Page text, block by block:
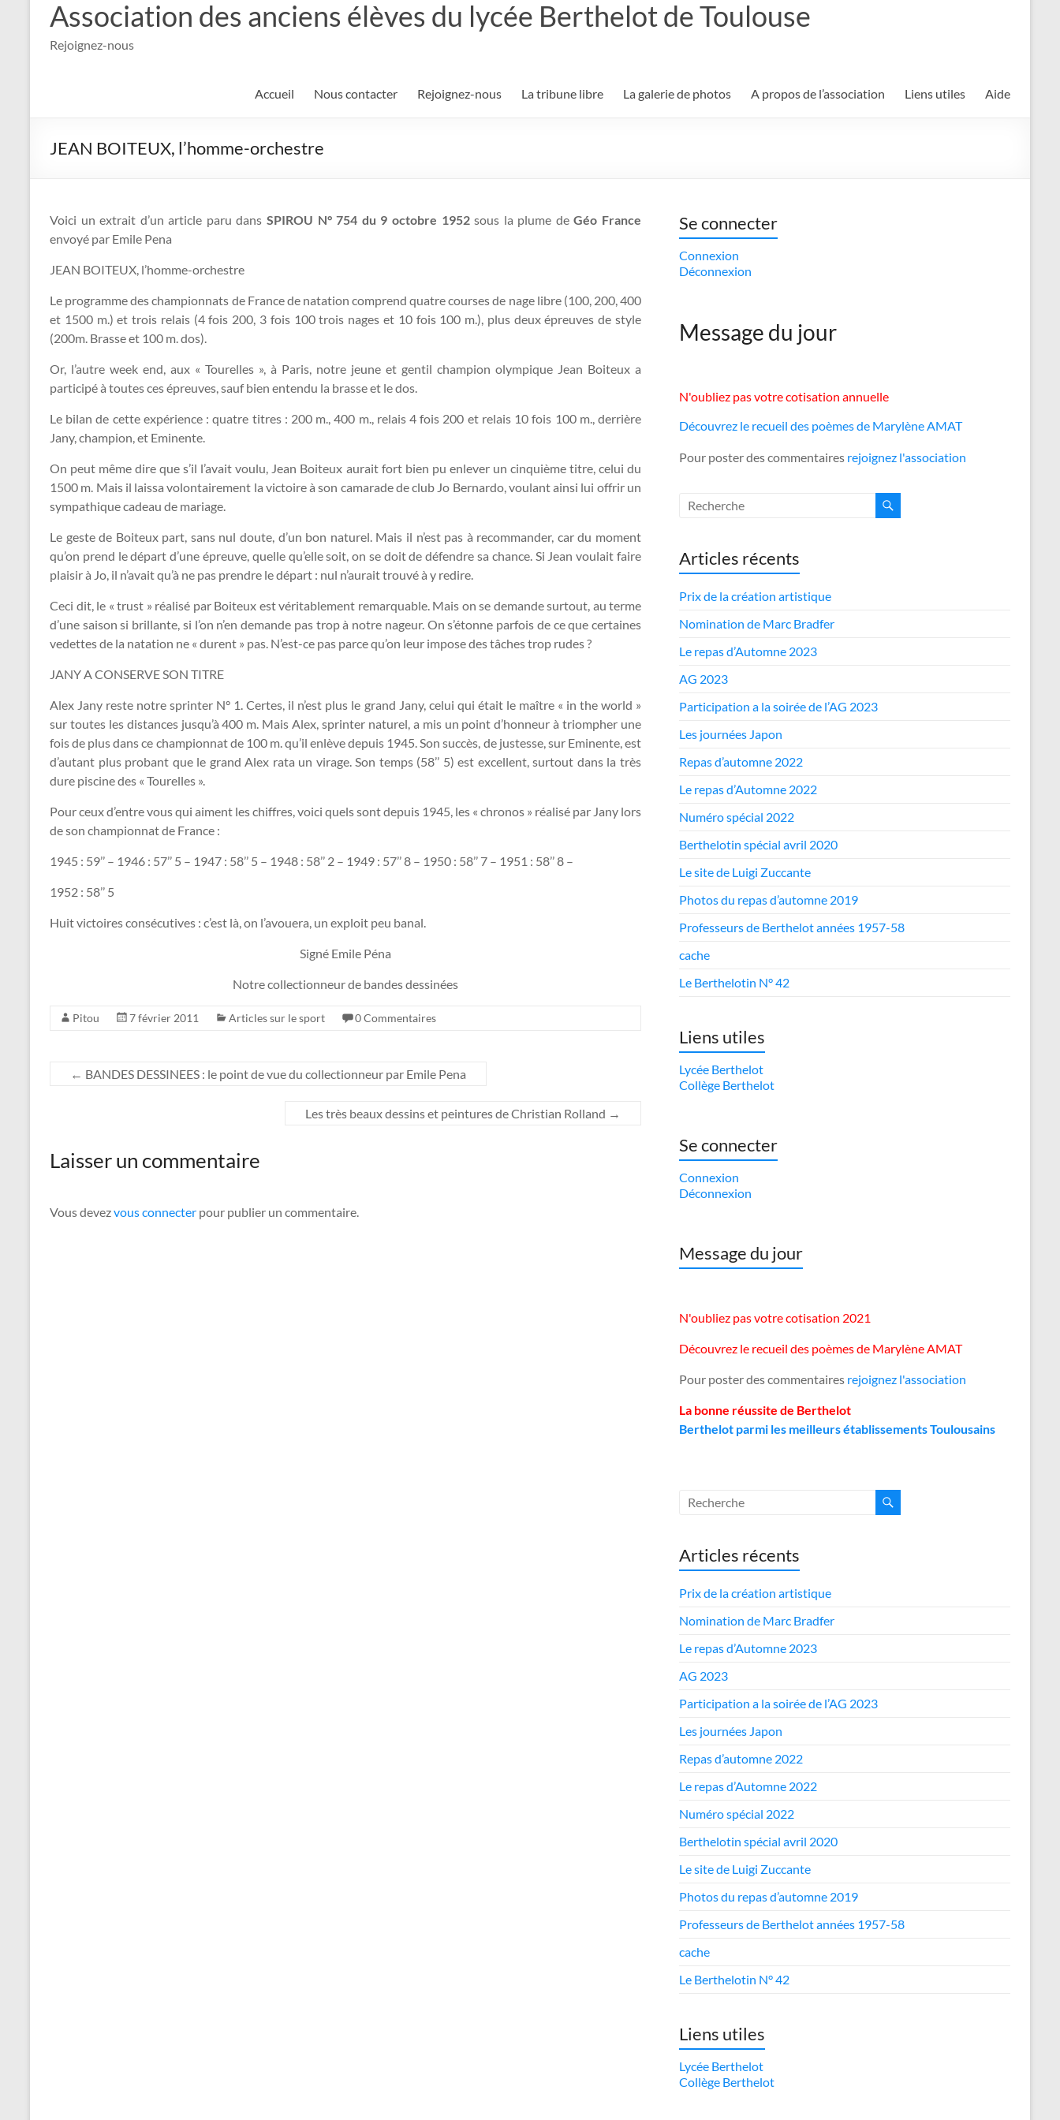
Association des anciens élèves du lycée Berthelot de Toulouse
Rejoignez-nous
Accueil Nous contacter Rejoignez-nous La tribune libre La galerie de photos A propos de l’association Liens utiles Aide
JEAN BOITEUX, l’homme-orchestre
Voici un extrait d’un article paru dansSPIROU N° 754 du 9 octobre 1952sous la plume deGéo France
envoyé par Emile Pena
JEAN BOITEUX, l’homme-orchestre
Le programme des championnats de France de natation comprend quatre courses de nage libre (100, 200, 400
et 1500 m.) et trois relais (4 fois 200, 3 fois 100 trois nages et 10 fois 100 m.), plus deux épreuves de style
(200m. Brasse et 100 m. dos).
Or, l’autre week end, aux « Tourelles », à Paris, notre jeune et gentil champion olympique Jean Boiteux a
participé à toutes ces épreuves, sauf bien entendu la brasse et le dos.
Le bilan de cette expérience : quatre titres : 200 m., 400 m., relais 4 fois 200 et relais 10 fois 100 m., derrière
Jany, champion, et Eminente.
On peut même dire que s’il l’avait voulu, Jean Boiteux aurait fort bien pu enlever un cinquième titre, celui du
1500 m. Mais il laissa volontairement la victoire à son camarade de club Jo Bernardo, voulant ainsi lui offrir un
sympathique cadeau de mariage.
Le geste de Boiteux part, sans nul doute, d’un bon naturel. Mais il n’est pas à recommander, car du moment
qu’on prend le départ d’une épreuve, quelle qu’elle soit, on se doit de défendre sa chance. Si Jean voulait faire
plaisir à Jo, il n’avait qu’à ne pas prendre le départ : nul n’aurait trouvé à y redire.
Ceci dit, le « trust » réalisé par Boiteux est véritablement remarquable. Mais on se demande surtout, au terme
d’une saison si brillante, si l’on n’en demande pas trop à notre nageur. On s’étonne parfois de ce que certaines
vedettes de la natation ne « durent » pas. N’est-ce pas parce qu’on leur impose des tâches trop rudes ?
JANY A CONSERVE SON TITRE
Alex Jany reste notre sprinter N° 1. Certes, il n’est plus le grand Jany, celui qui était le maître « in the world »
sur toutes les distances jusqu’à 400 m. Mais Alex, sprinter naturel, a mis un point d’honneur à triompher une
fois de plus dans ce championnat de 100 m. qu’il enlève depuis 1945. Son succès, de justesse, sur Eminente, est
d’autant plus probant que le grand Alex rata un virage. Son temps (58’’ 5) est excellent, surtout dans la très
dure piscine des « Tourelles ».
Pour ceux d’entre vous qui aiment les chiffres, voici quels sont depuis 1945, les « chronos » réalisé par Jany lors
de son championnat de France :
1945 : 59’’ – 1946 : 57’’ 5 – 1947 : 58’’ 5 – 1948 : 58’’ 2 – 1949 : 57’’ 8 – 1950 : 58’’ 7 – 1951 : 58’’ 8 –
1952 : 58’’ 5
Huit victoires consécutives : c’est là, on l’avouera, un exploit peu banal.
Signé Emile Péna
Notre collectionneur de bandes dessinées
Pitou 7 février 2011 Articles sur le sport 0 Commentaires
← BANDES DESSINEES : le point de vue du collectionneur par Emile Pena
Les très beaux dessins et peintures de Christian Rolland →
Laisser un commentaire
Vous devezvous connecter pour publier un commentaire.
Se connecter
Connexion
Déconnexion
Message du jour
N'oubliez pas votre cotisation annuelle
Découvrez le recueil des poèmes de Marylène AMAT
Pour poster des commentaires rejoignez l'association
Articles récents
Prix de la création artistique
Nomination de Marc Bradfer
Le repas d’Automne 2023
AG 2023
Participation a la soirée de l’AG 2023
Les journées Japon
Repas d’automne 2022
Le repas d’Automne 2022
Numéro spécial 2022
Berthelotin spécial avril 2020
Le site de Luigi Zuccante
Photos du repas d’automne 2019
Professeurs de Berthelot années 1957-58
cache
Le Berthelotin N° 42
Liens utiles
Lycée Berthelot
Collège Berthelot
Se connecter
Connexion
Déconnexion
Message du jour
N'oubliez pas votre cotisation 2021
Découvrez le recueil des poèmes de Marylène AMAT
Pour poster des commentaires rejoignez l'association
La bonne réussite de Berthelot
Berthelot parmi les meilleurs établissements Toulousains
Articles récents
Prix de la création artistique
Nomination de Marc Bradfer
Le repas d’Automne 2023
AG 2023
Participation a la soirée de l’AG 2023
Les journées Japon
Repas d’automne 2022
Le repas d’Automne 2022
Numéro spécial 2022
Berthelotin spécial avril 2020
Le site de Luigi Zuccante
Photos du repas d’automne 2019
Professeurs de Berthelot années 1957-58
cache
Le Berthelotin N° 42
Liens utiles
Lycée Berthelot
Collège Berthelot